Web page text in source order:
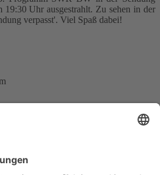
Uhr ausgestrahlt. Zu sehen in der
verpasst'. Viel Spaß dabei!